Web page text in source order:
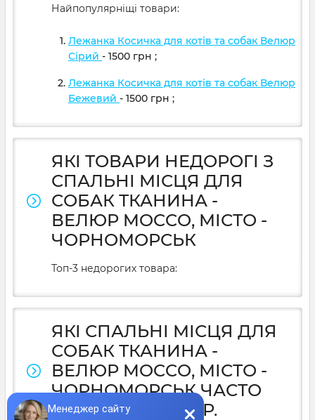
Найпопулярніщі товари:
Лежанка Косичка для котів та собак Велюр
Сірий - 1500 грн ;
Лежанка Косичка для котів та собак Велюр
Бежевий - 1500 грн ;
ЯКІ ТОВАРИ НЕДОРОГІ З
СПАЛЬНІ МІСЦЯ ДЛЯ
СОБАК ТКАНИНА -
ВЕЛЮР MOCCO, МІСТО -
ЧОРНОМОРСЬК
Топ-3 недорогих товара:
ЯКІ СПАЛЬНІ МІСЦЯ ДЛЯ
СОБАК ТКАНИНА -
ВЕЛЮР MOCCO, МІСТО -
ЧОРНОМОРСЬК ЧАСТО
КУПУЮТЬ У 2025Р.